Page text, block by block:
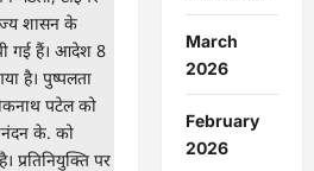
March
2026
February
2026